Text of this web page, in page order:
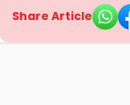
Share Article